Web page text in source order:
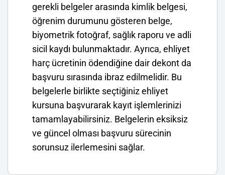
gerekli belgeler arasında kimlik belgesi,
öğrenim durumunu gösteren belge,
biyometrik fotoğraf, sağlık raporu ve adli
sicil kaydı bulunmaktadır. Ayrıca, ehliyet
harç ücretinin ödendiğine dair dekont da
başvuru sırasında ibraz edilmelidir. Bu
belgelerle birlikte seçtiğiniz ehliyet
kursuna başvurarak kayıt işlemlerinizi
tamamlayabilirsiniz. Belgelerin eksiksiz
ve güncel olması başvuru sürecinin
sorunsuz ilerlemesini sağlar.